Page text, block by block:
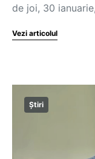
de joi, 30
Vezi articolul
Știri